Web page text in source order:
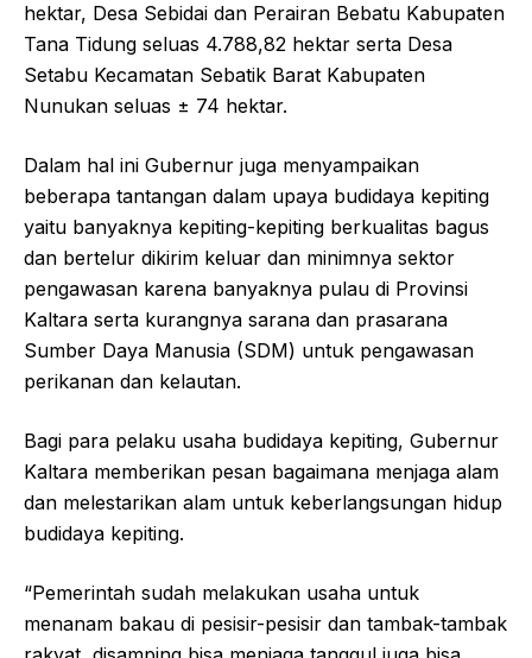
hektar, Desa Sebidai dan Perairan Bebatu Kabupaten
Tana Tidung seluas 4.788,82 hektar serta Desa
Setabu Kecamatan Sebatik Barat Kabupaten
Nunukan seluas ± 74 hektar.
Dalam hal ini Gubernur juga menyampaikan
beberapa tantangan dalam upaya budidaya kepiting
yaitu banyaknya kepiting-kepiting berkualitas bagus
dan bertelur dikirim keluar dan minimnya sektor
pengawasan karena banyaknya pulau di Provinsi
Kaltara serta kurangnya sarana dan prasarana
Sumber Daya Manusia (SDM) untuk pengawasan
perikanan dan kelautan.
Bagi para pelaku usaha budidaya kepiting, Gubernur
Kaltara memberikan pesan bagaimana menjaga alam
dan melestarikan alam untuk keberlangsungan hidup
budidaya kepiting.
“Pemerintah sudah melakukan usaha untuk
menanam bakau di pesisir-pesisir dan tambak-tambak